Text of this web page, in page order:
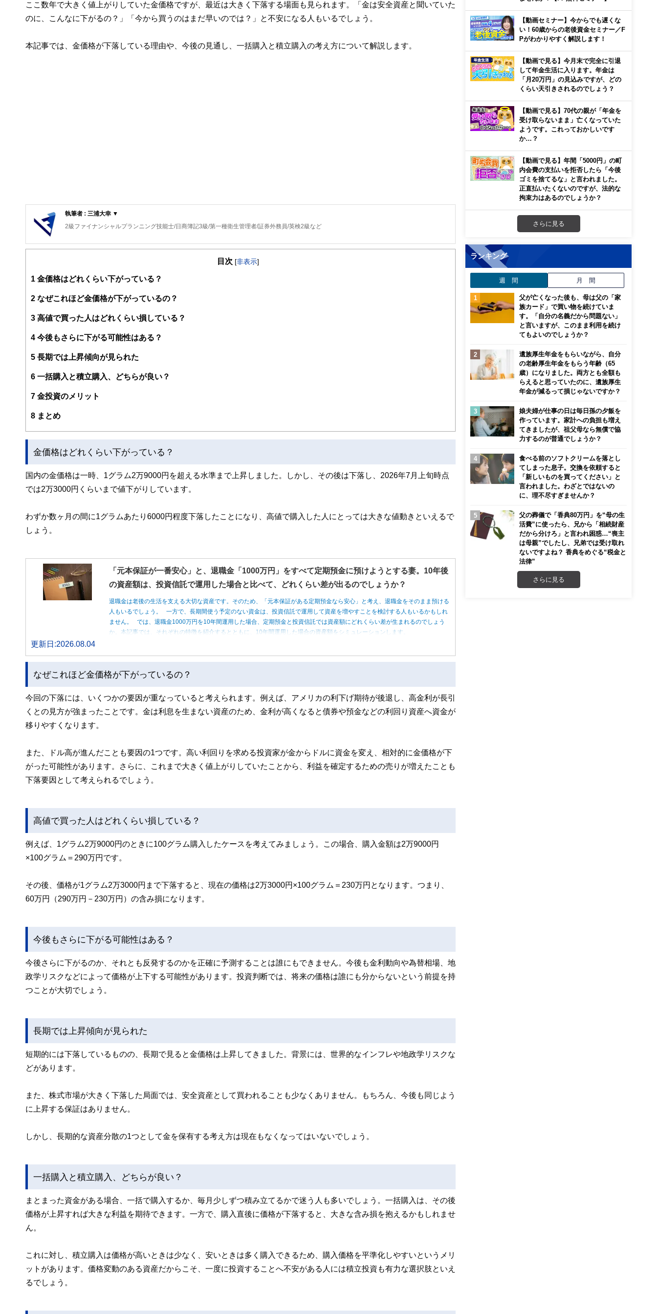
ここ数年で大きく値上がりしていた金価格ですが、最近は大きく下落する場面も見られます。「金は安全資産と聞いていた
のに、こんなに下がるの？」「今から買うのはまだ早いのでは？」と不安になる人もいるでしょう。
本記事では、金価格が下落している理由や、今後の見通し、一括購入と積立購入の考え方について解説します。
執筆者 : 三浦大幸 ▼
2級ファイナンシャルプランニング技能士/日商簿記3級/第一種衛生管理者/証券外務員/英検2級など
目次 [非表示]
1 金価格はどれくらい下がっている？
2 なぜこれほど金価格が下がっているの？
3 高値で買った人はどれくらい損している？
4 今後もさらに下がる可能性はある？
5 長期では上昇傾向が見られた
6 一括購入と積立購入、どちらが良い？
7 金投資のメリット
8 まとめ
金価格はどれくらい下がっている？
国内の金価格は一時、1グラム2万9000円を超える水準まで上昇しました。しかし、その後は下落し、2026年7月上旬時点
では2万3000円くらいまで値下がりしています。
わずか数ヶ月の間に1グラムあたり6000円程度下落したことになり、高値で購入した人にとっては大きな値動きといえるで
しょう。
「元本保証が一番安心」と、退職金「1000万円」をすべて定期預金に預けようとする妻。10年後
の資産額は、投資信託で運用した場合と比べて、どれくらい差が出るのでしょうか？
退職金は老後の生活を支える大切な資産です。そのため、「元本保証がある定期預金なら安心」と考え、退職金をそのまま預ける
人もいるでしょう。 一方で、長期間使う予定のない資金は、投資信託で運用して資産を増やすことを検討する人もいるかもしれ
ません。 では、退職金1000万円を10年間運用した場合、定期預金と投資信託では資産額にどれくらい差が生まれるのでしょう
か。本記事では、それぞれの特徴を紹介するとともに、10年間運用した場合の資産額をシミュレーションします。
更新日:2026.08.04
なぜこれほど金価格が下がっているの？
今回の下落には、いくつかの要因が重なっていると考えられます。例えば、アメリカの利下げ期待が後退し、高金利が長引
くとの見方が強まったことです。金は利息を生まない資産のため、金利が高くなると債券や預金などの利回り資産へ資金が
移りやすくなります。
また、ドル高が進んだことも要因の1つです。高い利回りを求める投資家が金からドルに資金を変え、相対的に金価格が下
がった可能性があります。さらに、これまで大きく値上がりしていたことから、利益を確定するための売りが増えたことも
下落要因として考えられるでしょう。
高値で買った人はどれくらい損している？
例えば、1グラム2万9000円のときに100グラム購入したケースを考えてみましょう。この場合、購入金額は2万9000円
×100グラム＝290万円です。
その後、価格が1グラム2万3000円まで下落すると、現在の価格は2万3000円×100グラム＝230万円となります。つまり、
60万円（290万円－230万円）の含み損になります。
今後もさらに下がる可能性はある？
今後さらに下がるのか、それとも反発するのかを正確に予測することは誰にもできません。今後も金利動向や為替相場、地
政学リスクなどによって価格が上下する可能性があります。投資判断では、将来の価格は誰にも分からないという前提を持
つことが大切でしょう。
長期では上昇傾向が見られた
短期的には下落しているものの、長期で見ると金価格は上昇してきました。背景には、世界的なインフレや地政学リスクな
どがあります。
また、株式市場が大きく下落した局面では、安全資産として買われることも少なくありません。もちろん、今後も同じよう
に上昇する保証はありません。
しかし、長期的な資産分散の1つとして金を保有する考え方は現在もなくなってはいないでしょう。
一括購入と積立購入、どちらが良い？
まとまった資金がある場合、一括で購入するか、毎月少しずつ積み立てるかで迷う人も多いでしょう。一括購入は、その後
価格が上昇すれば大きな利益を期待できます。一方で、購入直後に価格が下落すると、大きな含み損を抱えるかもしれませ
ん。
これに対し、積立購入は価格が高いときは少なく、安いときは多く購入できるため、購入価格を平準化しやすいというメリ
ットがあります。価格変動のある資産だからこそ、一度に投資することへ不安がある人には積立投資も有力な選択肢といえ
るでしょう。
【動画セミナー】今からでも遅くな
い！60歳からの老後資金セミナー／F
Pがわかりやすく解説します！
【動画で見る】今月末で完全に引退
して年金生活に入ります。年金は
「月20万円」の見込みですが、どの
くらい天引きされるのでしょう？
【動画で見る】70代の親が「年金を
受け取らないまま」亡くなっていた
ようです。これっておかしいです
か…？
【動画で見る】年間「5000円」の町
内会費の支払いを拒否したら「今後
ゴミを捨てるな」と言われました。
正直払いたくないのですが、法的な
拘束力はあるのでしょうか？
さらに見る
ランキング
週 間 月 間
父が亡くなった後も、母は父の「家
族カード」で買い物を続けていま
す。「自分の名義だから問題ない」
と言いますが、このまま利用を続け
てもよいのでしょうか？
遺族厚生年金をもらいながら、自分
の老齢厚生年金をもらう年齢（65
歳）になりました。両方とも全額も
らえると思っていたのに、遺族厚生
年金が減るって損じゃないですか？
娘夫婦が仕事の日は毎日孫の夕飯を
作っています。家計への負担も増え
てきましたが、祖父母なら無償で協
力するのが普通でしょうか？
食べる前のソフトクリームを落とし
てしまった息子。交換を依頼すると
「新しいものを買ってください」と
言われました。わざとではないの
に、理不尽すぎませんか？
父の葬儀で「香典80万円」を“母の生
活費”に使ったら、兄から「相続財産
だから分けろ」と言われ困惑…“喪主
は母親”でしたし、兄弟では受け取れ
ないですよね？ 香典をめぐる“税金と
法律”
さらに見る